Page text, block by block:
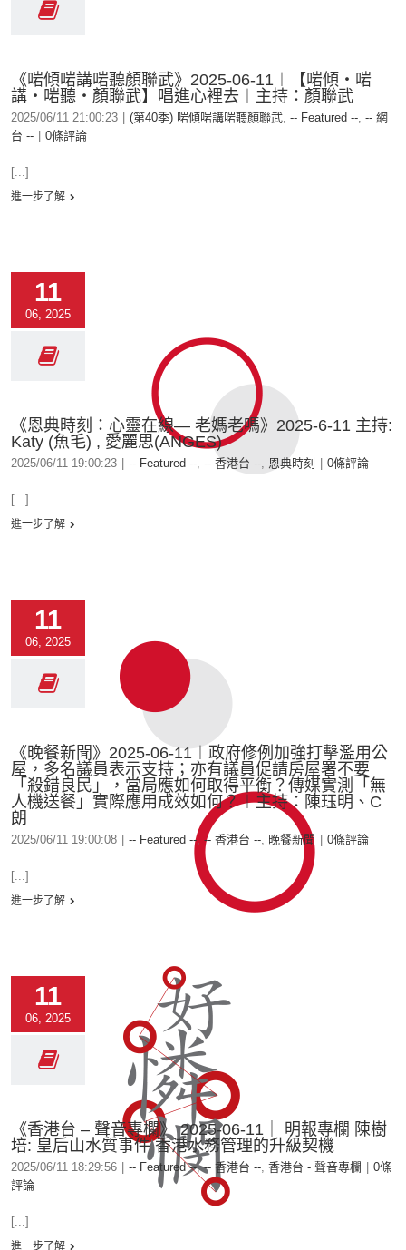
《啱傾啱講啱聽顏聯武》2025-06-11︱【啱傾‧啱
講‧啱聽‧顏聯武】唱進心裡去︱主持：顏聯武
2025/06/11 21:00:23 (第40季) 啱傾啱講啱聽顏聯武, -- Featured --, -- 網
台 --
0條評論
[...]
進一步了解
11
06, 2025
《恩典時刻：心靈在線— 老媽老嗎》2025-6-11 主持:
Katy (魚毛) , 愛麗思(ANGES)
2025/06/11 19:00:23 -- Featured --, -- 香港台 --, 恩典時刻 0條評論
[...]
進一步了解
11
06, 2025
《晚餐新聞》2025-06-11︱政府修例加強打擊濫用公
屋，多名議員表示支持；亦有議員促請房屋署不要
「殺錯良民」，當局應如何取得平衡？傳媒實測「無
人機送餐」實際應用成效如何？︱主持：陳珏明、C
朗
2025/06/11 19:00:08 -- Featured --, -- 香港台 --, 晚餐新聞 0條評論
[...]
進一步了解
11
06, 2025
《香港台 – 聲音專欄》 2025-06-11｜ 明報專欄 陳樹
培: 皇后山水質事件 香港水務管理的升級契機
2025/06/11 18:29:56 -- Featured --,-- 香港台 --, 香港台 - 聲音專欄
0條
評論
[...]
進一步了解